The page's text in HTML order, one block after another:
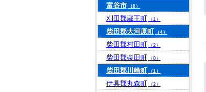
富谷市 （8）
刈田郡蔵王町 （1）
柴田郡大河原町 （4）
柴田郡村田町 （2）
柴田郡柴田町 （8）
柴田郡川崎町 （1）
伊具郡丸森町 （2）